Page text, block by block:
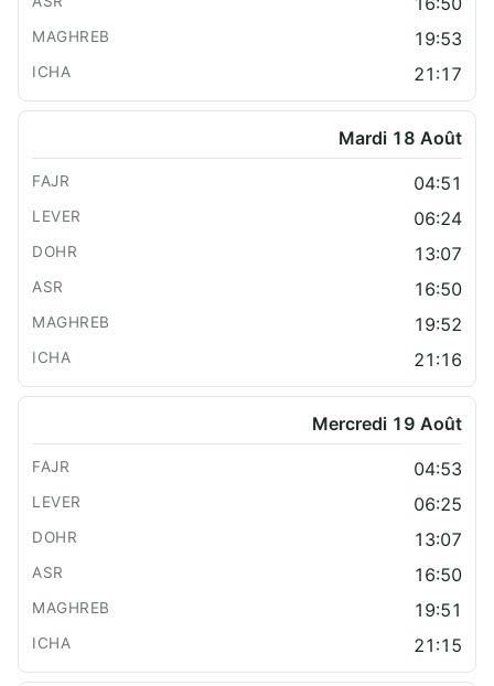
19:53
21:17
Mardi 18 Août
04:51
06:24
13:07
16:50
19:52
21:16
Mercredi 19 Août
04:53
06:25
13:07
16:50
19:51
21:15